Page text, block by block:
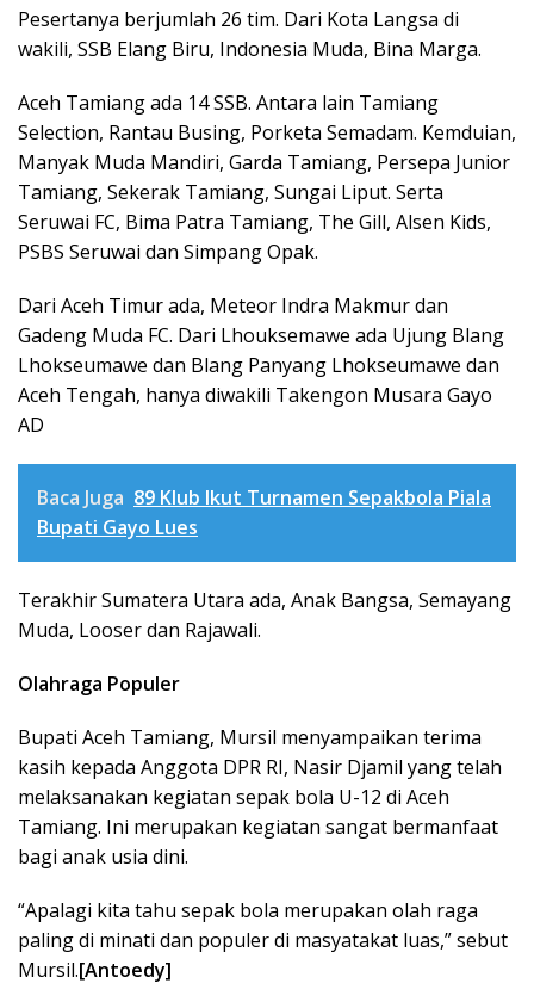
Pesertanya berjumlah 26 tim. Dari Kota Langsa di
wakili, SSB Elang Biru, Indonesia Muda, Bina Marga.
Aceh Tamiang ada 14 SSB. Antara lain Tamiang
Selection, Rantau Busing, Porketa Semadam. Kemduian,
Manyak Muda Mandiri, Garda Tamiang, Persepa Junior
Tamiang, Sekerak Tamiang, Sungai Liput. Serta
Seruwai FC, Bima Patra Tamiang, The Gill, Alsen Kids,
PSBS Seruwai dan Simpang Opak.
Dari Aceh Timur ada, Meteor Indra Makmur dan
Gadeng Muda FC. Dari Lhouksemawe ada Ujung Blang
Lhokseumawe dan Blang Panyang Lhokseumawe dan
Aceh Tengah, hanya diwakili Takengon Musara Gayo
AD
Baca Juga 89 Klub Ikut Turnamen Sepakbola Piala
Bupati Gayo Lues
Terakhir Sumatera Utara ada, Anak Bangsa, Semayang
Muda, Looser dan Rajawali.
Olahraga Populer
Bupati Aceh Tamiang, Mursil menyampaikan terima
kasih kepada Anggota DPR RI, Nasir Djamil yang telah
melaksanakan kegiatan sepak bola U-12 di Aceh
Tamiang. Ini merupakan kegiatan sangat bermanfaat
bagi anak usia dini.
“Apalagi kita tahu sepak bola merupakan olah raga
paling di minati dan populer di masyatakat luas,” sebut
Mursil.[Antoedy]